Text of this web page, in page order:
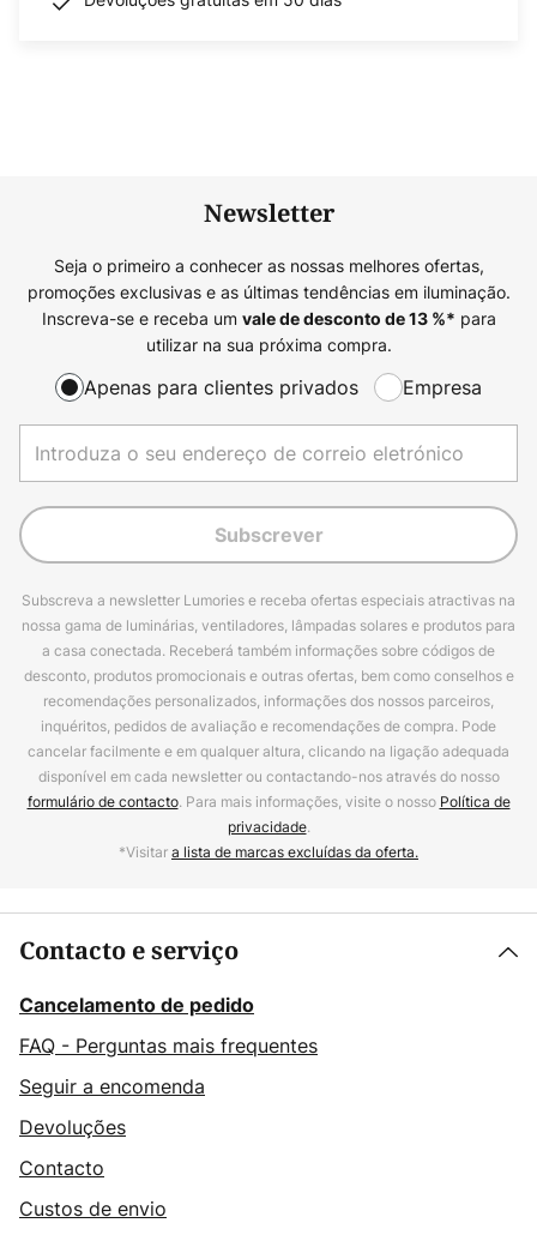
Newsletter
Seja o primeiro a conhecer as nossas melhores ofertas,
promoções exclusivas e as últimas tendências em iluminação.
Inscreva-se e receba um vale de desconto de13%* para
utilizar na sua próxima compra.
Apenas para clientes privados Empresa
Subscrever
Subscreva a newsletter Lumories e receba ofertas especiais atractivas na
nossa gama de luminárias, ventiladores, lâmpadas solares e produtos para
a casa conectada. Receberá também informações sobre códigos de
desconto, produtos promocionais e outras ofertas, bem como conselhos e
recomendações personalizados, informações dos nossos parceiros,
inquéritos, pedidos de avaliação e recomendações de compra. Pode
cancelar facilmente e em qualquer altura, clicando na ligação adequada
disponível em cada newsletter ou contactando-nos através do nosso
formulário de contacto. Para mais informações, visite o nosso Política de
privacidade.
*Visitara lista de marcas excluídas da oferta.
Contacto e serviço
Cancelamento de pedido
FAQ - Perguntas mais frequentes
Seguir a encomenda
Devoluções
Contacto
Custos de envio